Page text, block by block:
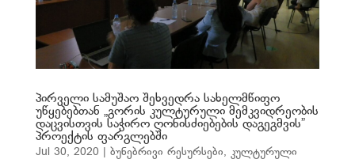
პირველი სამუშაო შეხვედრა სახელმწიფო
უწყებებთან „გორის კულტურული მემკვიდრეობის
დაცვისთვის საჭირო ღონისძიებების დაგეგმვის”
პროექტის ფარგლებში
Jul 30, 2020 ბუნებრივი რესურსები, კულტურული